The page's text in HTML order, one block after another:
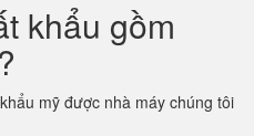
khẩu gồm
mỹ được nhà máy chúng tôi